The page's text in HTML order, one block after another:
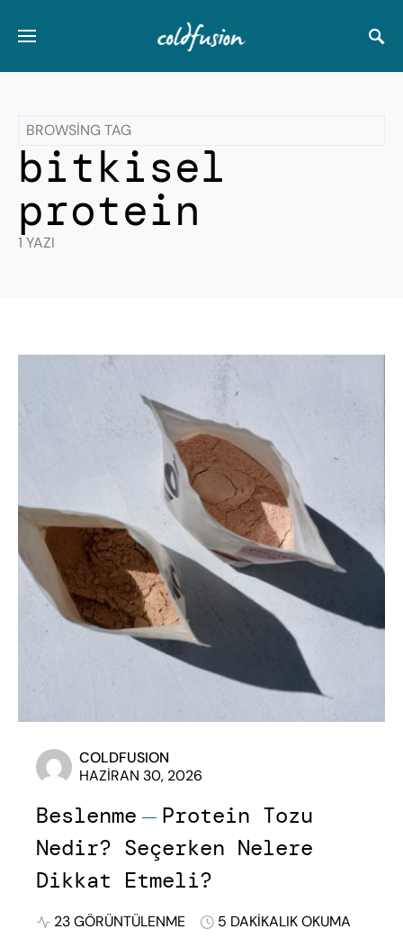
BROWSING TAG
bitkisel
protein
1 YAZI
COLDFUSION
HAZIRAN 30, 2026
Beslenme
Protein Tozu
Nedir? Seçerken Nelere
Dikkat Etmeli?
23 GÖRÜNTÜLENME
5 DAKIKALIK OKUMA